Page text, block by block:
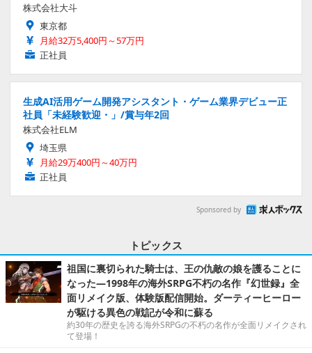
株式会社大斗
東京都
月給32万5,400円～57万円
正社員
生成AI活用ゲーム開発アシスタント・ゲーム業界デビュー正
社員「未経験歓迎・」/賞与年2回
株式会社ELM
埼玉県
月給29万400円～40万円
正社員
Sponsored by
トピックス
祖国に裏切られた騎士は、王の仇敵の娘を護ることに
なった―1998年の海外SRPG不朽の名作『幻世録』全
面リメイク版、体験版配信開始。ダーティーヒーロー
が駆ける異色の戦記が令和に蘇る
約30年の歴史を誇る海外SRPGの不朽の名作が全面リメイクされ
て登場！